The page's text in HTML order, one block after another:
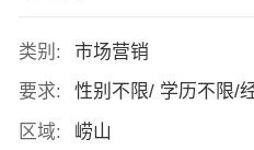
类别:
市场营销
要求:
性别不限/ 学历不限/
区域:
崂山